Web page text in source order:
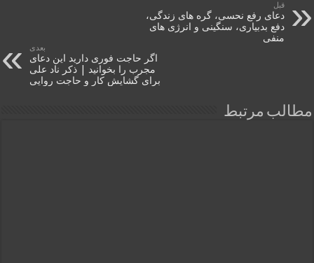
قبل
دعای رفع نحسی، گره‌ های زندگی،
دفع بدبیاری، سنگینی و انرژی های
منفی
بعدی
اگر حاجت فوری دارید این دعای
مجرب را بخوانید | ذکر ناد علی
برای گشایش کار و حاجت روایی
مطالب مرتبط